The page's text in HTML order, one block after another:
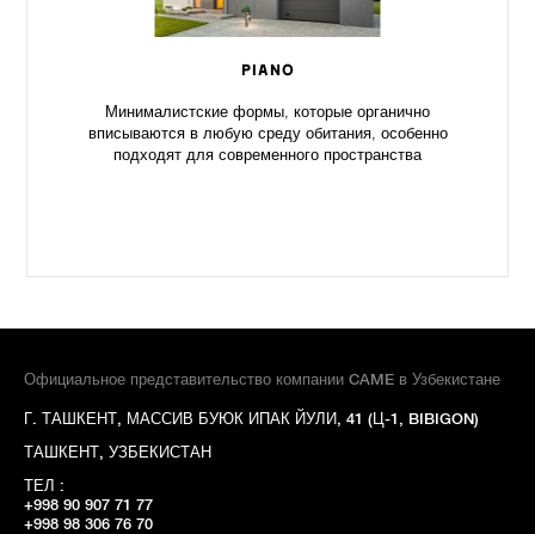
PIANO
Минималистские формы, которые органично
вписываются в любую среду обитания, особенно
подходят для современного пространства
Официальное представительство компании CAME в Узбекистане
Г. ТАШКЕНТ, МАССИВ БУЮК ИПАК ЙУЛИ, 41 (Ц-1, BIBIGON)
ТАШКЕНТ, УЗБЕКИСТАН
ТЕЛ :
+998 90 907 71 77
+998 98 306 76 70